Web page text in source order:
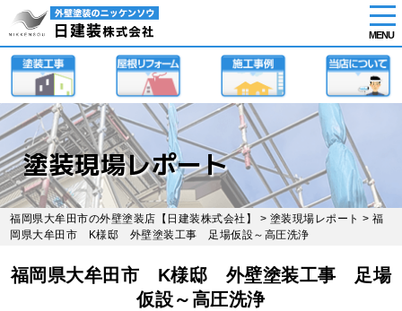
Skip
main
content
MENU
塗装現場レポート
福岡県大牟田市の外壁塗装店【日建装株式会社】 > 塗装現場レポート > 福
岡県大牟田市 K様邸 外壁塗装工事 足場仮設～高圧洗浄
福岡県大牟田市 K様邸 外壁塗装工事 足場
仮設～高圧洗浄